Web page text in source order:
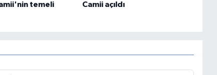
temeli
Camii açıldı